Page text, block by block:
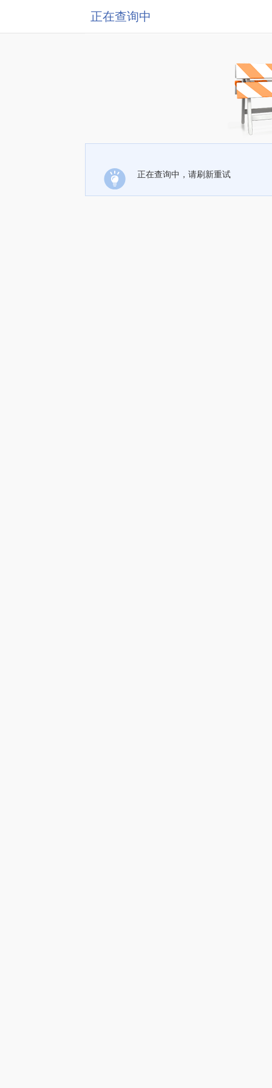
正在查询中
正在查询中，请刷新重试